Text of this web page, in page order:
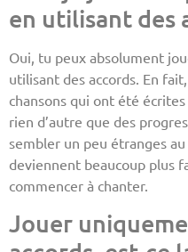
en utilisant des
Oui, tu peux absolument
utilisant des accords. En
chansons qui ont été
rien d’autre que des
sembler un peu étranges
deviennent beaucoup plus
commencer à chanter.
Jouer